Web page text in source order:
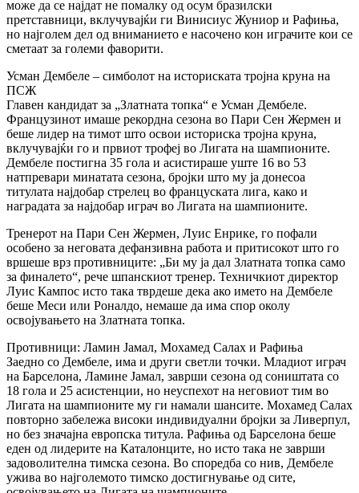
може да се најдат не помалку од осум бразилски
претставници, вклучувајќи ги Винисиус Жуниор и Рафиња,
но најголем дел од вниманието е насочено кон играчите кои се
сметаат за големи фаворити.
Усман Дембеле – симболот на историската тројна круна на
ПСЖ
Главен кандидат за „Златната топка“ е Усман Дембеле.
Французинот имаше рекордна сезона во Пари Сен Жермен и
беше лидер на тимот што освои историска тројна круна,
вклучувајќи го и првиот трофеј во Лигата на шампионите.
Дембеле постигна 35 гола и асистираше уште 16 во 53
натпревари минатата сезона, бројки што му ја донесоа
титулата најдобар стрелец во француската лига, како и
наградата за најдобар играч во Лигата на шампионите.
Тренерот на Пари Сен Жермен, Луис Енрике, го пофали
особено за неговата дефанзивна работа и притисокот што го
вршеше врз противниците: „Би му ја дал Златната топка само
за финалето“, рече шпанскиот тренер. Техничкиот директор
Луис Кампос исто така тврдеше дека ако името на Дембеле
беше Меси или Роналдо, немаше да има спор околу
освојувањето на Златната топка.
Противници: Ламин Јамал, Мохамед Салах и Рафиња
Заедно со Дембеле, има и други светли точки. Младиот играч
на Барселона, Ламине Јамал, заврши сезона од соништата со
18 гола и 25 асистенции, но неуспехот на неговиот тим во
Лигата на шампионите му ги намали шансите. Мохамед Салах
повторно забележа високи индивидуални бројки за Ливерпул,
но без значајна европска титула. Рафиња од Барселона беше
еден од лидерите на Каталонците, но исто така не заврши
задоволителна тимска сезона. Во споредба со нив, Дембеле
ужива во најголемото тимско достигнување од сите,